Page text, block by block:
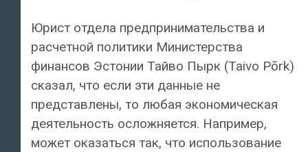
Юрист отдела предпринимательства и
расчетной политики Министерства
финансов Эстонии Тайво Пырк (Taivo Põrk)
сказал, что если эти данные не
представлены, то любая экономическая
деятельность осложняется. Например,
может оказаться так, что использование